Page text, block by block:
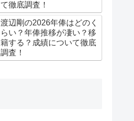
て徹底調査！
渡辺剛の2026年俸はどのく
らい？年俸推移が凄い？移
籍する？成績について徹底
調査！